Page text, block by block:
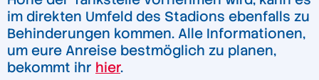
im direkten Umfeld des Stadions ebenfalls zu
Behinderungen kommen. Alle Informationen,
um eure Anreise bestmöglich zu planen,
bekommt ihr hier.